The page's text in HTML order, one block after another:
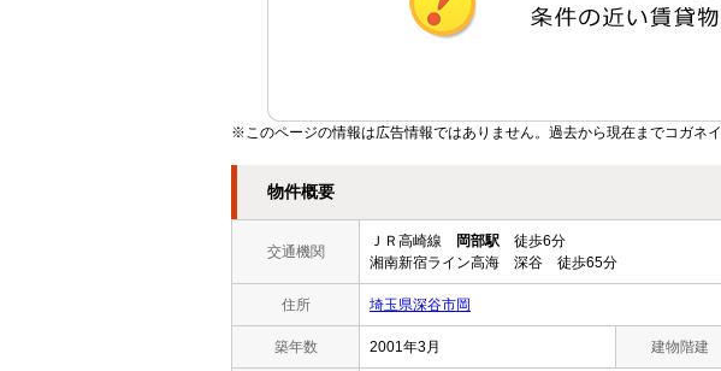
※このページの情報は広告情報ではありません。過去から現在までコガネ
物件概要
交通機関
ＪＲ高崎線 岡部駅 徒歩6分
湘南新宿ライン高海 深谷 徒歩65分
住所 埼玉県深谷市岡
築年数 2001年3月 建物階建